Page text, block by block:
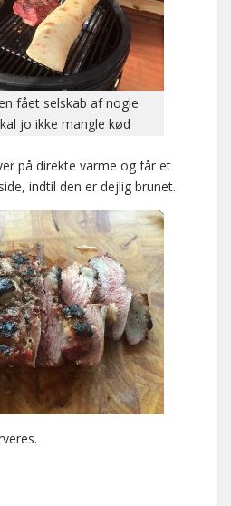
fået selskab af nogle
jo ikke mangle kød
på direkte varme og får et
indtil den er dejlig brunet.